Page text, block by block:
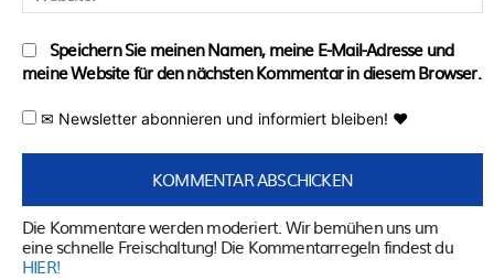
Speichern Sie meinen Namen, meine E-Mail-Adresse und
meine Website für den nächsten Kommentar in diesem Browser.
✉ Newsletter abonnieren und informiert bleiben! ♥
Die Kommentare werden moderiert. Wir bemühen uns um
eine schnelle Freischaltung! Die Kommentarregeln findest du
HIER!